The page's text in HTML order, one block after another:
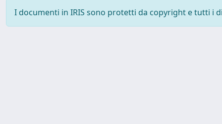
I documenti in IRIS sono protetti da copyright e tutti i